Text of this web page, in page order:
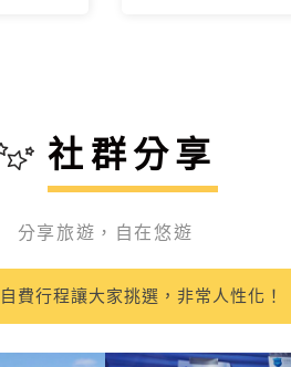
社群分享
分享旅遊，自在悠遊
斯匈 東歐七大名城10天，CP值很
的介紹特殊的景色歷史及文化，
費行程讓大家挑選，非常人性化
團，我的領隊是洪紫寧小姐，非常